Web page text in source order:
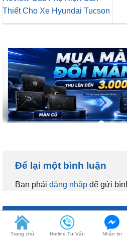
Thiết Cho Xe Hyundai Tucson
Để lại một bình luận
Bạn phải đăng nhập để gửi
KHUYẾN MÃI HOT
Trang chủ Hotline Tư Vấn Nhắn tin